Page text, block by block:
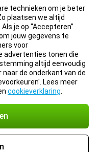
technieken om je beter
plaatsen we altijd
je op “Accepteren”
jouw gegevens te
voor
advertenties tonen die
altijd eenvoudig
de onderkant van de
Lees meer
cookieverklaring